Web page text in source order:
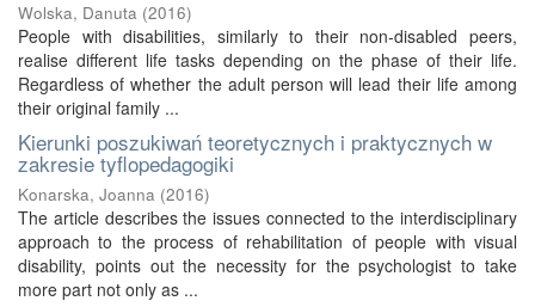
Wolska, Danuta (2016)
People with disabilities, similarly to their non-disabled peers,
realise different life tasks depending on the phase of their life.
Regardless of whether the adult person will lead their life among
their original family ...
Kierunki poszukiwań teoretycznych i praktycznych w
zakresie tyflopedagogiki
Konarska, Joanna (2016)
The article describes the issues connected to the interdisciplinary
approach to the process of rehabilitation of people with visual
disability, points out the necessity for the psychologist to take
more part not only as ...